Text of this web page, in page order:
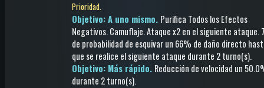
Prioridad.
Objetivo: A uno mismo. Purifica Todos los Efectos
Negativos.Camuflaje. Ataque x2 en el siguiente ataque.
de probabilidad de esquivar un 66% de daño directo
que se realice el siguiente ataque durante 2 turno(s).
Objetivo: Más rápido. Reducción de velocidad un
durante 2 turno(s).